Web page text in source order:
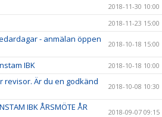
2018-11-30 10:00
2018-11-23 15:00
- anmälan öppen
2018-10-18 15:00
IBK 2018-10-18 10:00
revisor. Är du en godkänd
2018-10-08 10:30
IBK ÅRSMÖTE ÅR
2018-09-07 09:15